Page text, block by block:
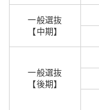
一般選抜
【中期】
一般選抜
【後期】